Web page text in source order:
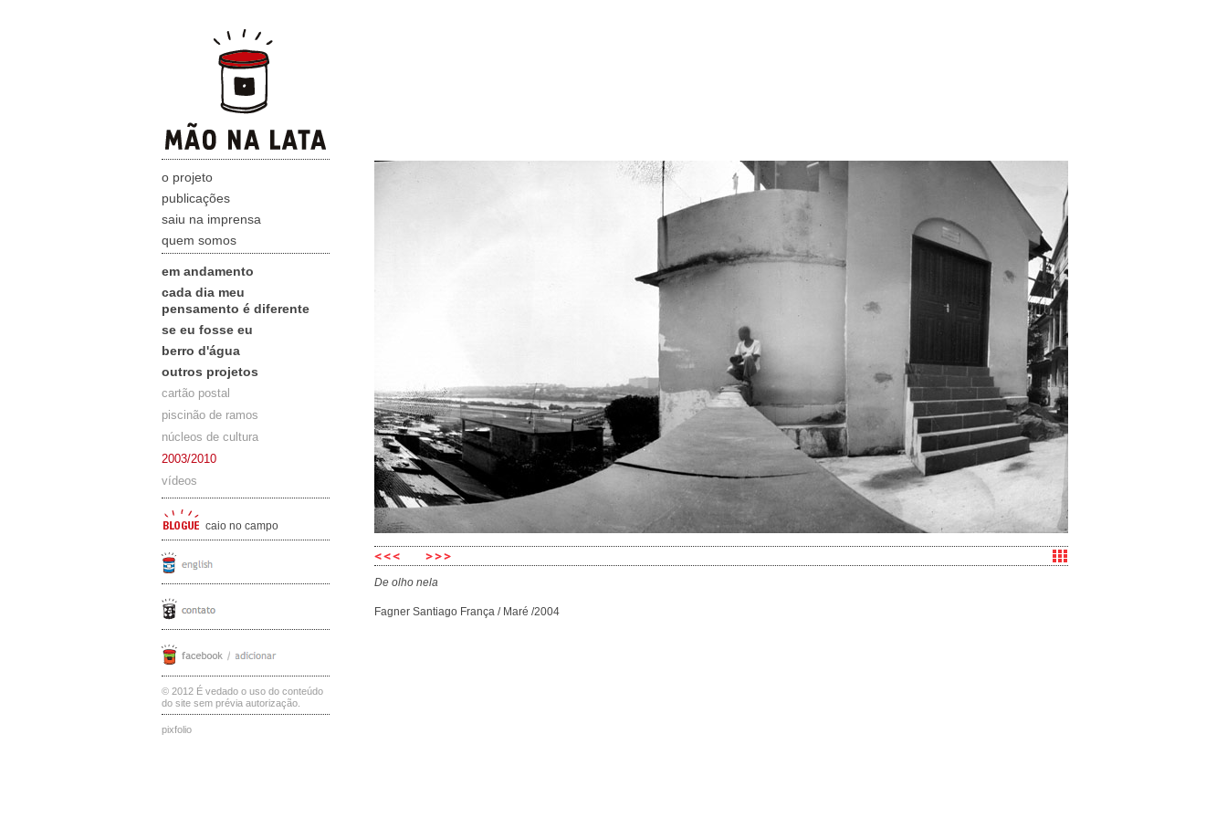
o projeto
publicações
saiu na imprensa
quem somos
em andamento
cada dia meu
pensamento é diferente
se eu fosse eu
berro d'água
outros projetos
cartão postal
piscinão de ramos
núcleos de cultura
2003/2010
vídeos
caio no campo
© 2012 É vedado o uso do conteúdo
do site sem prévia autorização.
pixfolio
De olho nela
Fagner Santiago França / Maré /2004